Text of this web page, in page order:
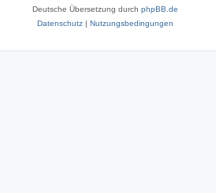
Deutsche Übersetzung durch phpBB.de
Datenschutz| Nutzungsbedingungen